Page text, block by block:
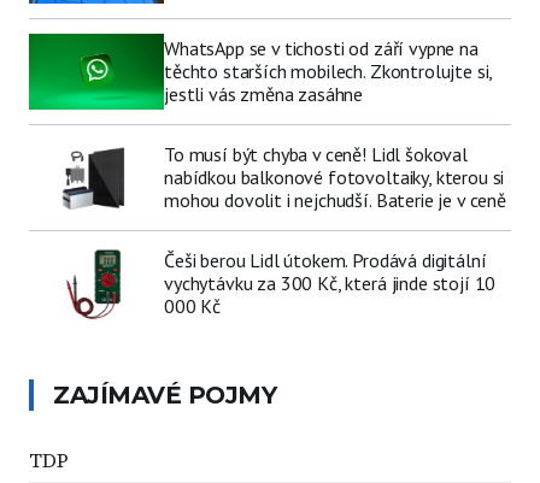
WhatsApp se v tichosti od září vypne na
těchto starších mobilech. Zkontrolujte si,
jestli vás změna zasáhne
To musí být chyba v ceně! Lidl šokoval
nabídkou balkonové fotovoltaiky, kterou si
mohou dovolit i nejchudší. Baterie je v ceně
Češi berou Lidl útokem. Prodává digitální
vychytávku za 300 Kč, která jinde stojí 10
000 Kč
ZAJÍMAVÉ POJMY
TDP